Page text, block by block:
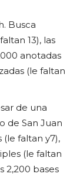
Busca
13), las
anotadas
(le faltan
de una
de San Juan
(le faltan y7),
(le faltan
2,200 bases